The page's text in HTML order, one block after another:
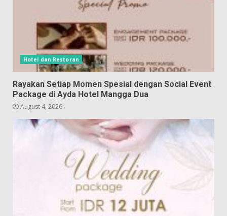
Hotel dan Restoran
Rayakan Setiap Momen Spesial dengan Social Event
Package di Ayda Hotel Mangga Dua
August 4, 2026